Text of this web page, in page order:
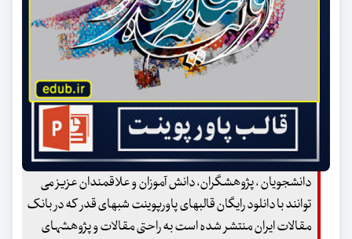
دانشجویان ، پژوهشگران، دانش آموزان و علاقمندان عزیز می
توانند با دانلود رایگان قالبهای پاورپوینت شبهای قدر که در بانک
مقالات ایران منتشر شده است به راحتی مقالات و پژوهشهای